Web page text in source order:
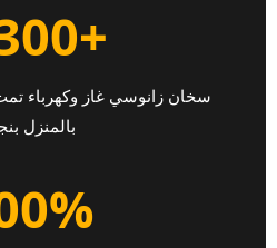
+6,300
سخان زانوسي غاز وكهرباء
بالمنزل